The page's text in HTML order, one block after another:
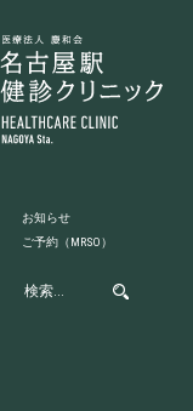
お知らせ
ご予約 （MRSO）